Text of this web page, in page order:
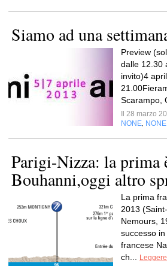
Siamo ad una
Preview
dalle 12.30
invito)4
Scarampo,
Il 28 marzo
NONE NONE
Parigi-Nizza: la prima
Bouhanni,oggi altro
La prima
2013
Nemours,
successo
francese
ch...